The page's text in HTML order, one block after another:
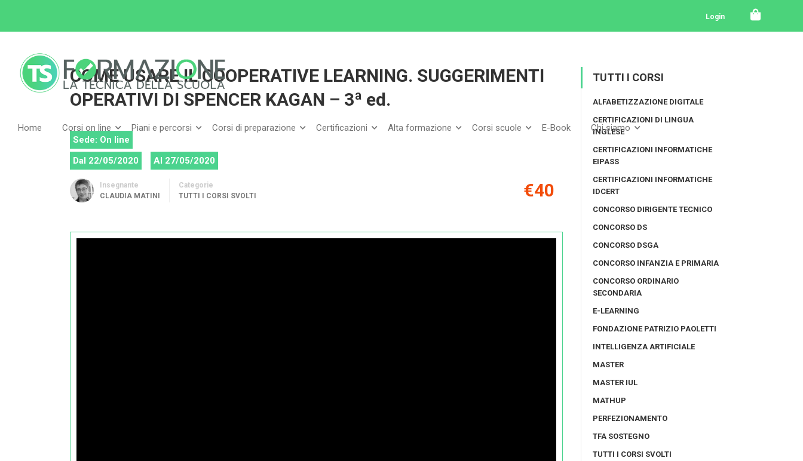
Login
Home Corsi on line Piani e percorsi Corsi di preparazione Certificazioni Alta formazione Corsi scuole E-Book Chi siamo
COME USARE IL COOPERATIVE LEARNING. SUGGERIMENTI
OPERATIVI DI SPENCER KAGAN – 3ª ed.
Sede: On line
Dal 22/05/2020
Al 27/05/2020
Insegnante
CLAUDIA MATINI
Categorie
TUTTI I CORSI SVOLTI
€40
TUTTI I CORSI
ALFABETIZZAZIONE DIGITALE
CERTIFICAZIONI DI LINGUA
INGLESE
CERTIFICAZIONI INFORMATICHE
EIPASS
CERTIFICAZIONI INFORMATICHE
IDCERT
CONCORSO DIRIGENTE TECNICO
CONCORSO DS
CONCORSO DSGA
CONCORSO INFANZIA E PRIMARIA
CONCORSO ORDINARIO
SECONDARIA
E-LEARNING
FONDAZIONE PATRIZIO PAOLETTI
INTELLIGENZA ARTIFICIALE
MASTER
MASTER IUL
MATHUP
PERFEZIONAMENTO
TFA SOSTEGNO
TUTTI I CORSI SVOLTI